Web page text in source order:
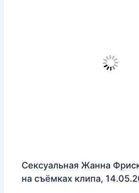
Сексуальная Жанна
на съёмках клипа,